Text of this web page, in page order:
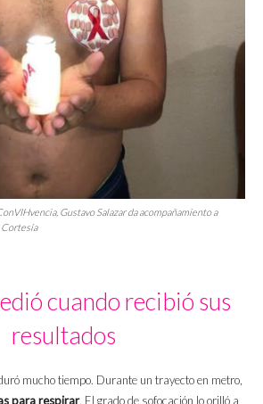
Gustavo Salazar da acompañamiento a
Cortesía
cuando recibió sus
resultados
mucho tiempo. Durante un trayecto en metro,
para respirar. El grado de sofocación lo orilló a